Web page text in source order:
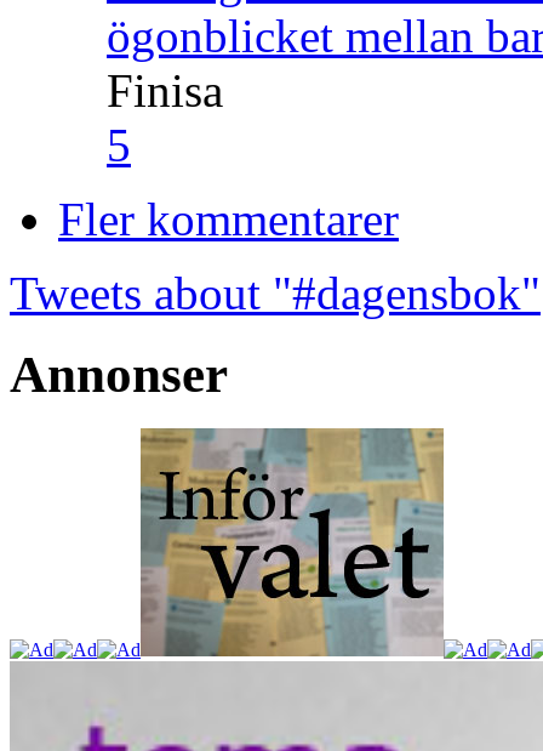
ögonblicket mellan
Finisa
5
Fler kommentarer
Tweets about "#dagensbok"
Annonser